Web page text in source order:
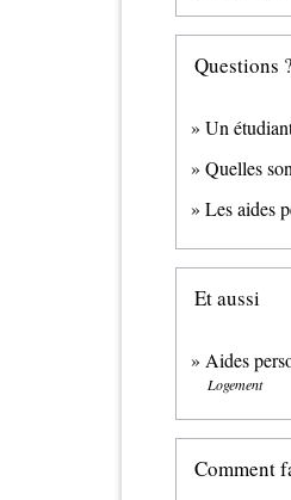
Questions
Un
Quelles
Les aides
Et aussi
Aides
Logement
Comment